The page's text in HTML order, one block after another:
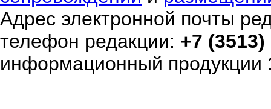
Адрес электронной почты
телефон редакции: +7
информационный продукции